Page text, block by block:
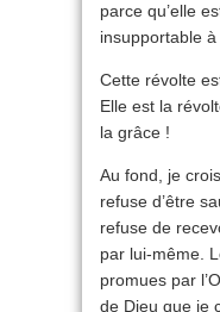
parce qu’elle
insupportable à
Cette révolte
Elle est la
la grâce !
Au fond, je
refuse d’être
refuse de
par lui-même.
promues par
de Dieu que je